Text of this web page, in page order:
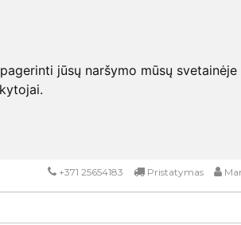
jūsų naršymo mūsų
+371 25654183 Pristatymas